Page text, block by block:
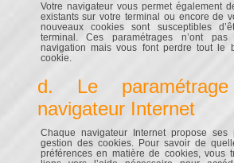
Votre navigateur vous permet également
existants sur votre terminal ou encore de
nouveaux cookies sont susceptibles
terminal. Ces paramétrages n’ont pas
navigation mais vous font perdre tout le
cookie.
d. Le
navigateur Internet
Chaque navigateur Internet propose ses
gestion des cookies. Pour savoir de
préférences en matière de cookies, vous